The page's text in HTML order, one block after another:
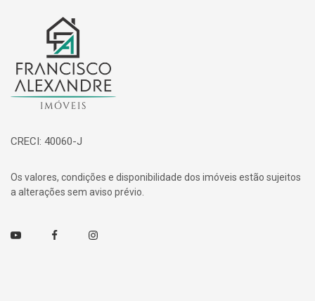
Página inicial
CRECI: 40060-J
Os valores, condições e disponibilidade dos imóveis estão sujeitos
a alterações sem aviso prévio.
Youtube FacebookInstagram